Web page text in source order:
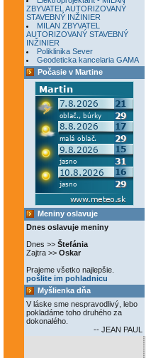
ZBYVATEL AUTORIZOVANÝ
STAVEBNÝ INŽINIER
MILAN ZBYVATEL
AUTORIZOVANÝ STAVEBNÝ
INŽINIER
Poliklinika Sever
Geodeticka kancelaria GAMA
Počasie v Martine
Meniny oslavuje
Dnes oslavuje meniny
Dnes >> Štefánia
Zajtra >> Oskar
Prajeme všetko najlepšie.
pošlite im pohladnicu
Myšlienka dňa
V láske sme nespravodlivý, lebo
pokladáme toho druhého za
dokonalého.
-- JEAN PAUL